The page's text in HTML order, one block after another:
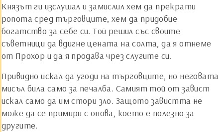
Князът ги изслушал и замислил хем да прекрати
ропота сред търговците, хем да придобие
богатство за себе си. Той решил със своите
съветници да вдигне цената на солта, да я отнеме
от Прохор и да я продава чрез слугите си.
Привидно искал да угоди на търговците, но неговата
мисъл била само за печалба. Самият той от завист
искал само да им стори зло. Защото завистта не
може да се примири с онова, което е полезно за
другите.